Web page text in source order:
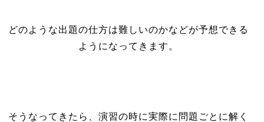
どのような出題の仕方は難しいのかなどが予想できる
ようになってきます。
そうなってきたら、演習の時に実際に問題ごとに解く